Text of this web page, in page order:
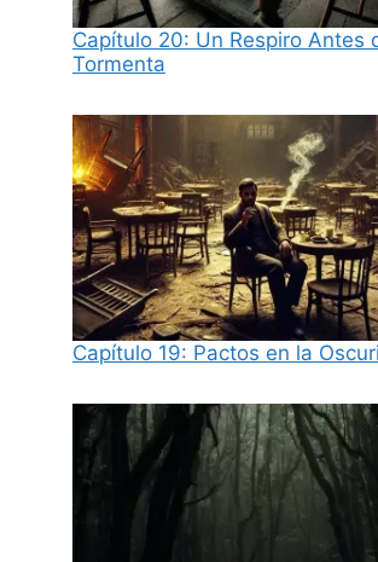
Capítulo 20: Un Respiro Antes
Tormenta
Capítulo 19: Pactos en la